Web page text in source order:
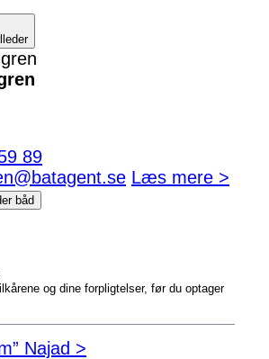
89
Læs mere >
båd
og dine forpligtelser, før du optager
Najad >